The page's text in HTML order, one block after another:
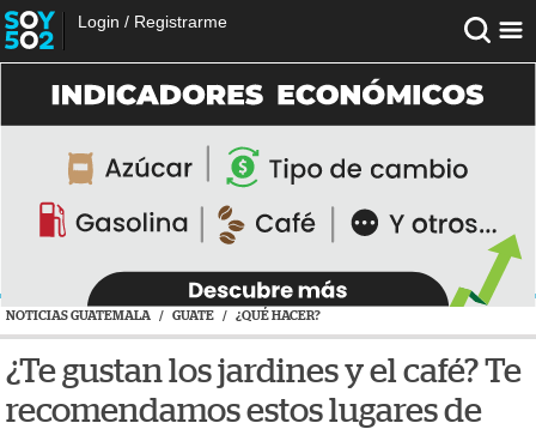
Login / Registrarme
NOTICIAS GUATEMALA / GUATE / ¿QUÉ HACER?
¿Te gustan los jardines y el café? Te
recomendamos estos lugares de